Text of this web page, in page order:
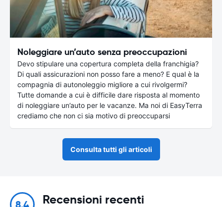
Noleggiare un’auto senza preoccupazioni
Devo stipulare una copertura completa della franchigia?
Di quali assicurazioni non posso fare a meno? E qual è la
compagnia di autonoleggio migliore a cui rivolgermi?
Tutte domande a cui è difficile dare risposta al momento
di noleggiare un’auto per le vacanze. Ma noi di EasyTerra
crediamo che non ci sia motivo di preoccuparsi
Consulta tutti gli articoli
Recensioni recenti